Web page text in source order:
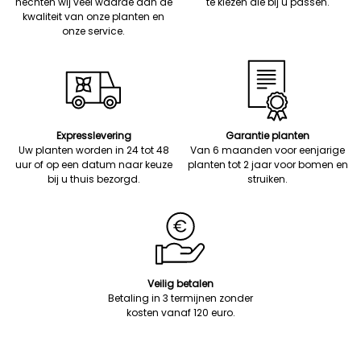
kwaliteit van onze planten en
onze service.
Expresslevering
Uw planten worden in 24 tot 48
uur of op een datum naar keuze
bij u thuis bezorgd.
Garantie planten
Van 6 maanden voor eenjarige
planten tot 2 jaar voor bomen en
struiken.
Veilig betalen
Betaling in 3 termijnen zonder
kosten vanaf 120 euro.